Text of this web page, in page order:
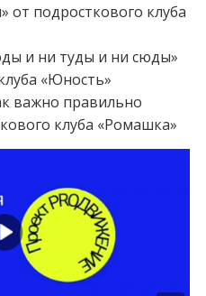
от подросткового клуба
и ни туды и ни сюды»
«Юность»
важно правильно
клуба «Ромашка»